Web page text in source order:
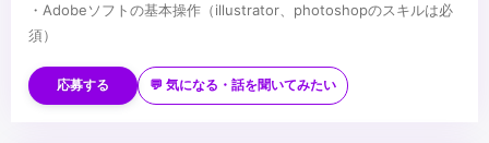
・Adobeソフトの基本操作（illustrator、photoshopのスキルは必
須）
・Microsoft Word／Excel／PowerPointの基本操作
・生成AIに関する広告制作の基礎知識があれば尚可
応募する 💬 気になる・話を聞いてみたい